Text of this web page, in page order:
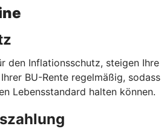
den Inflationsschutz, steigen Ihre
BU-Rente regelmäßig, sodass
Lebensstandard halten können.